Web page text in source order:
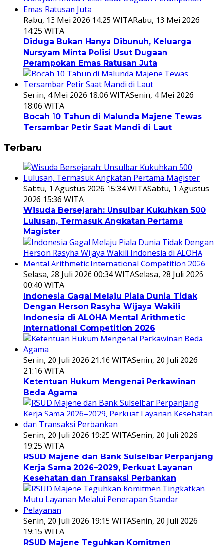
Rabu, 13 Mei 2026 14:25 WITARabu, 13 Mei 2026
14:25 WITA
Diduga Bukan Hanya Dibunuh, Keluarga
Nursyam Minta Polisi Usut Dugaan
Perampokan Emas Ratusan Juta
Senin, 4 Mei 2026 18:06 WITASenin, 4 Mei 2026
18:06 WITA
Bocah 10 Tahun di Malunda Majene Tewas
Tersambar Petir Saat Mandi di Laut
Terbaru
Sabtu, 1 Agustus 2026 15:34 WITASabtu, 1 Agustus
2026 15:36 WITA
Wisuda Bersejarah: Unsulbar Kukuhkan 500
Lulusan, Termasuk Angkatan Pertama
Magister
Selasa, 28 Juli 2026 00:34 WITASelasa, 28 Juli 2026
00:40 WITA
Indonesia Gagal Melaju Piala Dunia Tidak
Dengan Herson Rasyha Wijaya Wakili
Indonesia di ALOHA Mental Arithmetic
International Competition 2026
Senin, 20 Juli 2026 21:16 WITASenin, 20 Juli 2026
21:16 WITA
Ketentuan Hukum Mengenai Perkawinan
Beda Agama
Senin, 20 Juli 2026 19:25 WITASenin, 20 Juli 2026
19:25 WITA
RSUD Majene dan Bank Sulselbar Perpanjang
Kerja Sama 2026–2029, Perkuat Layanan
Kesehatan dan Transaksi Perbankan
Senin, 20 Juli 2026 19:15 WITASenin, 20 Juli 2026
19:15 WITA
RSUD Majene Teguhkan Komitmen